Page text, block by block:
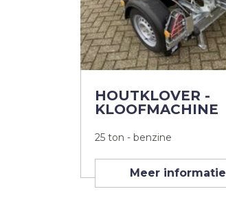
HOUTKLOVER -
KLOOFMACHINE
25 ton - benzine
Meer informatie